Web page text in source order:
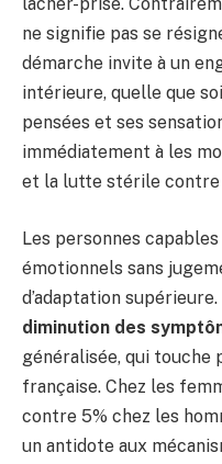
ne signifie pas se
démarche invite à un
intérieure, quelle que
pensées et ses
immédiatement à les
et la lutte stérile contre
Les personnes
émotionnels sans
d’adaptation
diminution des
généralisée, qui touche
française. Chez les
contre 5% chez les
un antidote aux